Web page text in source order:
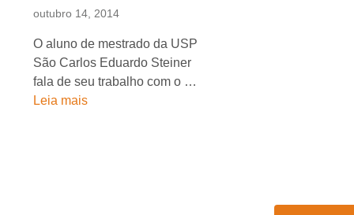
outubro 14, 2014
O aluno de mestrado da USP
São Carlos Eduardo Steiner
fala de seu trabalho com o …
Leia mais